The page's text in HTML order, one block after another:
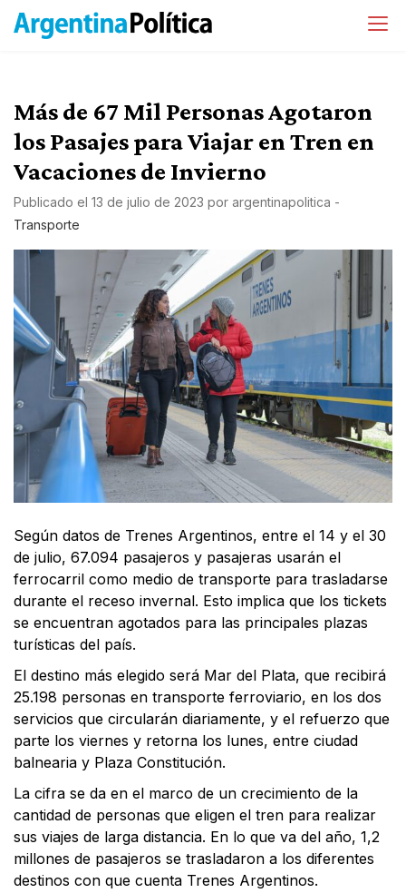
Más de 67 Mil Personas Agotaron
los Pasajes para Viajar en Tren en
Vacaciones de Invierno
Publicado el 13 de julio de 2023 por argentinapolitica -
Transporte
Según datos de Trenes Argentinos, entre el 14 y el 30
de julio, 67.094 pasajeros y pasajeras usarán el
ferrocarril como medio de transporte para trasladarse
durante el receso invernal. Esto implica que los tickets
se encuentran agotados para las principales plazas
turísticas del país.
El destino más elegido será Mar del Plata, que recibirá
25.198 personas en transporte ferroviario, en los dos
servicios que circularán diariamente, y el refuerzo que
parte los viernes y retorna los lunes, entre ciudad
balnearia y Plaza Constitución.
La cifra se da en el marco de un crecimiento de la
cantidad de personas que eligen el tren para realizar
sus viajes de larga distancia. En lo que va del año, 1,2
millones de pasajeros se trasladaron a los diferentes
destinos con que cuenta Trenes Argentinos.